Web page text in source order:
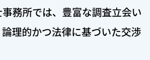
務所では、豊富な調査立会い
理的かつ法律に基づいた交渉